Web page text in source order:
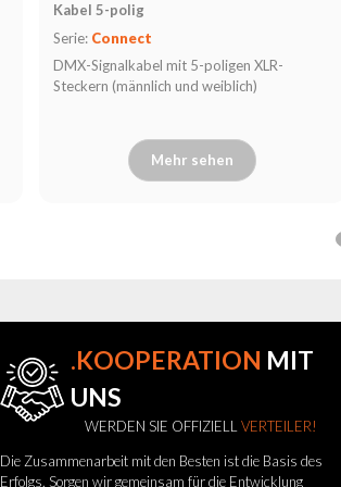
Kabel 5-polig
Serie: Connect
DMX-Signalkabel mit 5-poligen XLR-
Steckern (männlich und weiblich)
Mehr sehen
.KOOPERATION MIT
UNS
WERDEN SIE OFFIZIELLVERTEILER!
Die Zusammenarbeit mit den Besten ist die Basis des
Erfolgs. Sorgen wir gemeinsam für die Entwicklung